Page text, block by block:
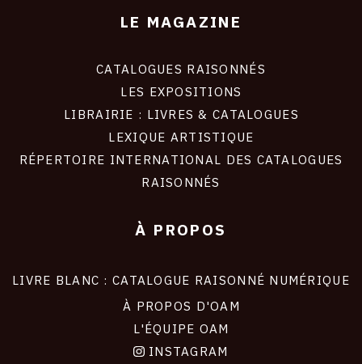
LE MAGAZINE
CATALOGUES RAISONNÉS
LES EXPOSITIONS
LIBRAIRIE : LIVRES & CATALOGUES
LEXIQUE ARTISTIQUE
RÉPERTOIRE INTERNATIONAL DES CATALOGUES
RAISONNÉS
À PROPOS
LIVRE BLANC : CATALOGUE RAISONNÉ NUMÉRIQUE
À PROPOS D'OAM
L'ÉQUIPE OAM
INSTAGRAM